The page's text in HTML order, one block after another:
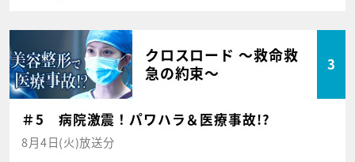
クロスロード ～救命救
急の約束～
3
＃5 病院激震！パワハラ＆医療事故!?
8月4日(火)放送分